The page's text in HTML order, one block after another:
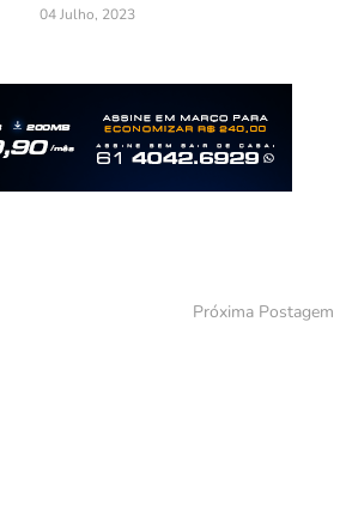
04 Julho, 2023
Próxima Postagem